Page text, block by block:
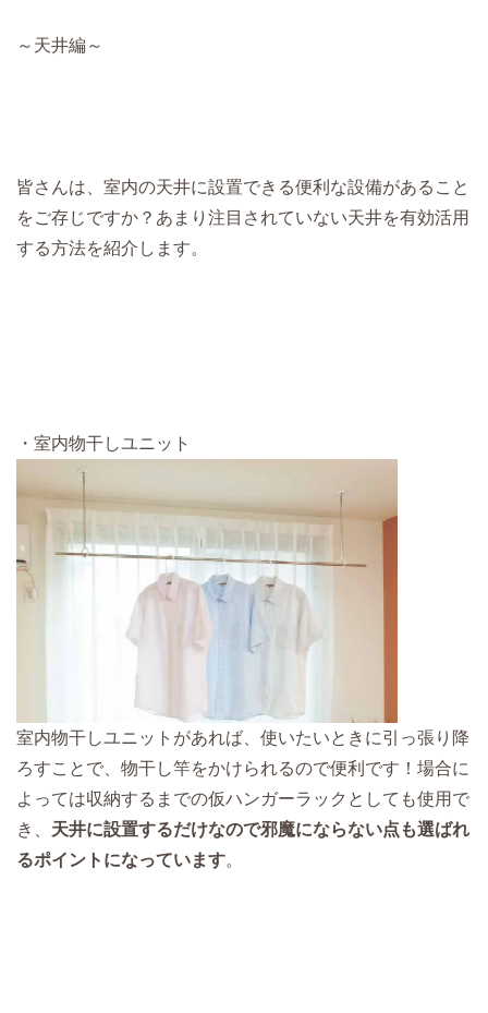
～天井編～
皆さんは、室内の天井に設置できる便利な設備があること
をご存じですか？あまり注目されていない天井を有効活用
する方法を紹介します。
・室内物干しユニット
室内物干しユニットがあれば、使いたいときに引っ張り降
ろすことで、物干し竿をかけられるので便利です！場合に
よっては収納するまでの仮ハンガーラックとしても使用で
き、 天井に設置するだけなので邪魔にならない点も選ばれ
るポイントになっています。